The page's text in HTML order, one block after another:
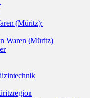
(Müritz):
Waren (Müritz)